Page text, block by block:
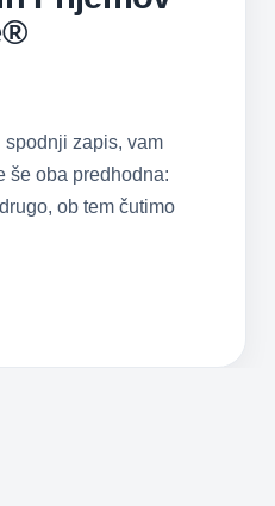
spodnji zapis, vam
še oba predhodna:
ob tem čutimo